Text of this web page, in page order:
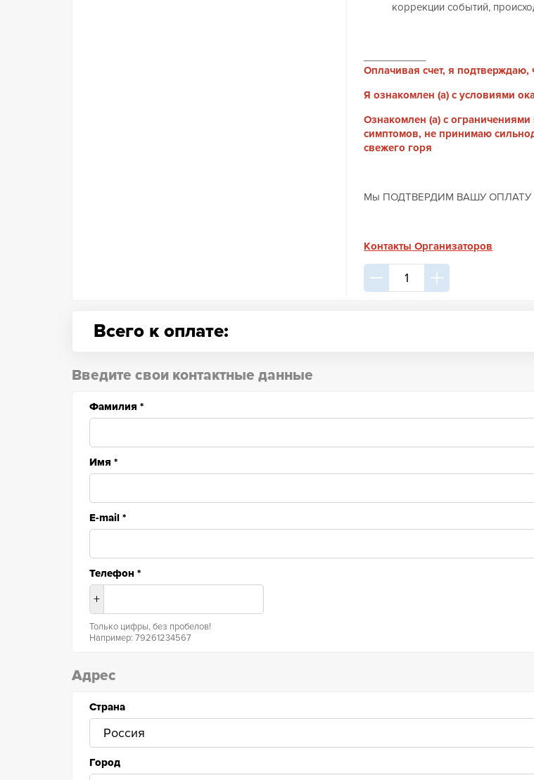
коррекции событий,
Оплачивая счет, я подтверждаю,
Я ознакомлен (а) с условиями
Ознакомлен (а) с
симптомов, не принимаю
свежего горя
Мы ПОДТВЕРДИМ ВАШУ ОПЛАТУ
Контакты Организаторов
Всего к оплате:
Введите свои контактные данные
Фамилия *
Имя *
E-mail *
Телефон *
+
Только цифры, без пробелов!
Например: 79261234567
Адрес
Страна
Город